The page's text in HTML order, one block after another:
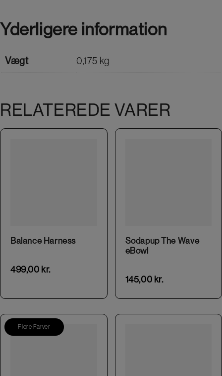
Yderligere information
Vægt 0,175 kg
RELATEREDE VARER
Balance Harness
499,00 kr.
Sodapup The Wave
eBowl
145,00 kr.
Flere Farver